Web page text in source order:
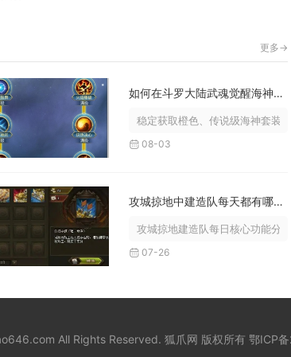
更多->
清高额固定产出玩法...
如何在斗罗大陆武魂觉醒海神岛获得更好装备
稳定获取橙色、传说级海神套装
08-03
残页资源兑换、残页...
攻城掠地中建造队每天都有哪些功能
攻城掠地建造队每日核心功能分
07-26
All Rights Reserved. 狐爪网 版权所有 鄂ICP